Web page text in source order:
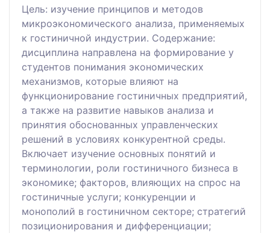
Цель: изучение принципов и методов
микроэкономического анализа, применяемых
к гостиничной индустрии. Содержание:
дисциплина направлена на формирование у
студентов понимания экономических
механизмов, которые влияют на
функционирование гостиничных предприятий,
а также на развитие навыков анализа и
принятия обоснованных управленческих
решений в условиях конкурентной среды.
Включает изучение основных понятий и
терминологии, роли гостиничного бизнеса в
экономике; факторов, влияющих на спрос на
гостиничные услуги; конкуренции и
монополий в гостиничном секторе; стратегий
позиционирования и дифференциации;